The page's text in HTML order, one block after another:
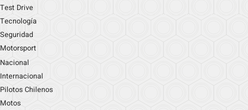
Test Drive
Tecnología
Seguridad
Motorsport
Nacional
Internacional
Pilotos Chilenos
Motos